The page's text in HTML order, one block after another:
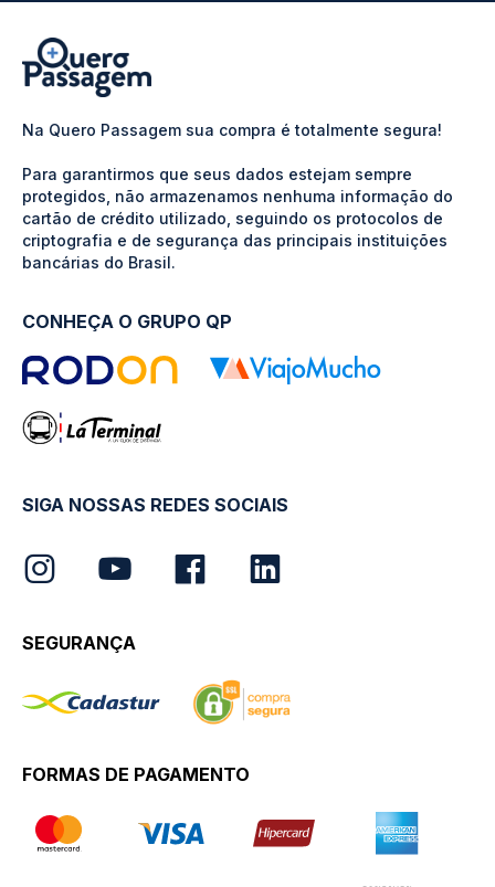
Na Quero Passagem sua compra é totalmente segura!
Para garantirmos que seus dados estejam sempre
protegidos, não armazenamos nenhuma informação do
cartão de crédito utilizado, seguindo os protocolos de
criptografia e de segurança das principais instituições
bancárias do Brasil.
CONHEÇA O GRUPO QP
SIGA NOSSAS REDES SOCIAIS
SEGURANÇA
FORMAS DE PAGAMENTO